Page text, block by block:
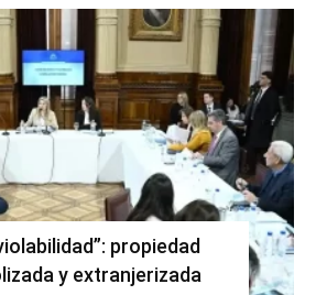
propiedad
y extranjerizada